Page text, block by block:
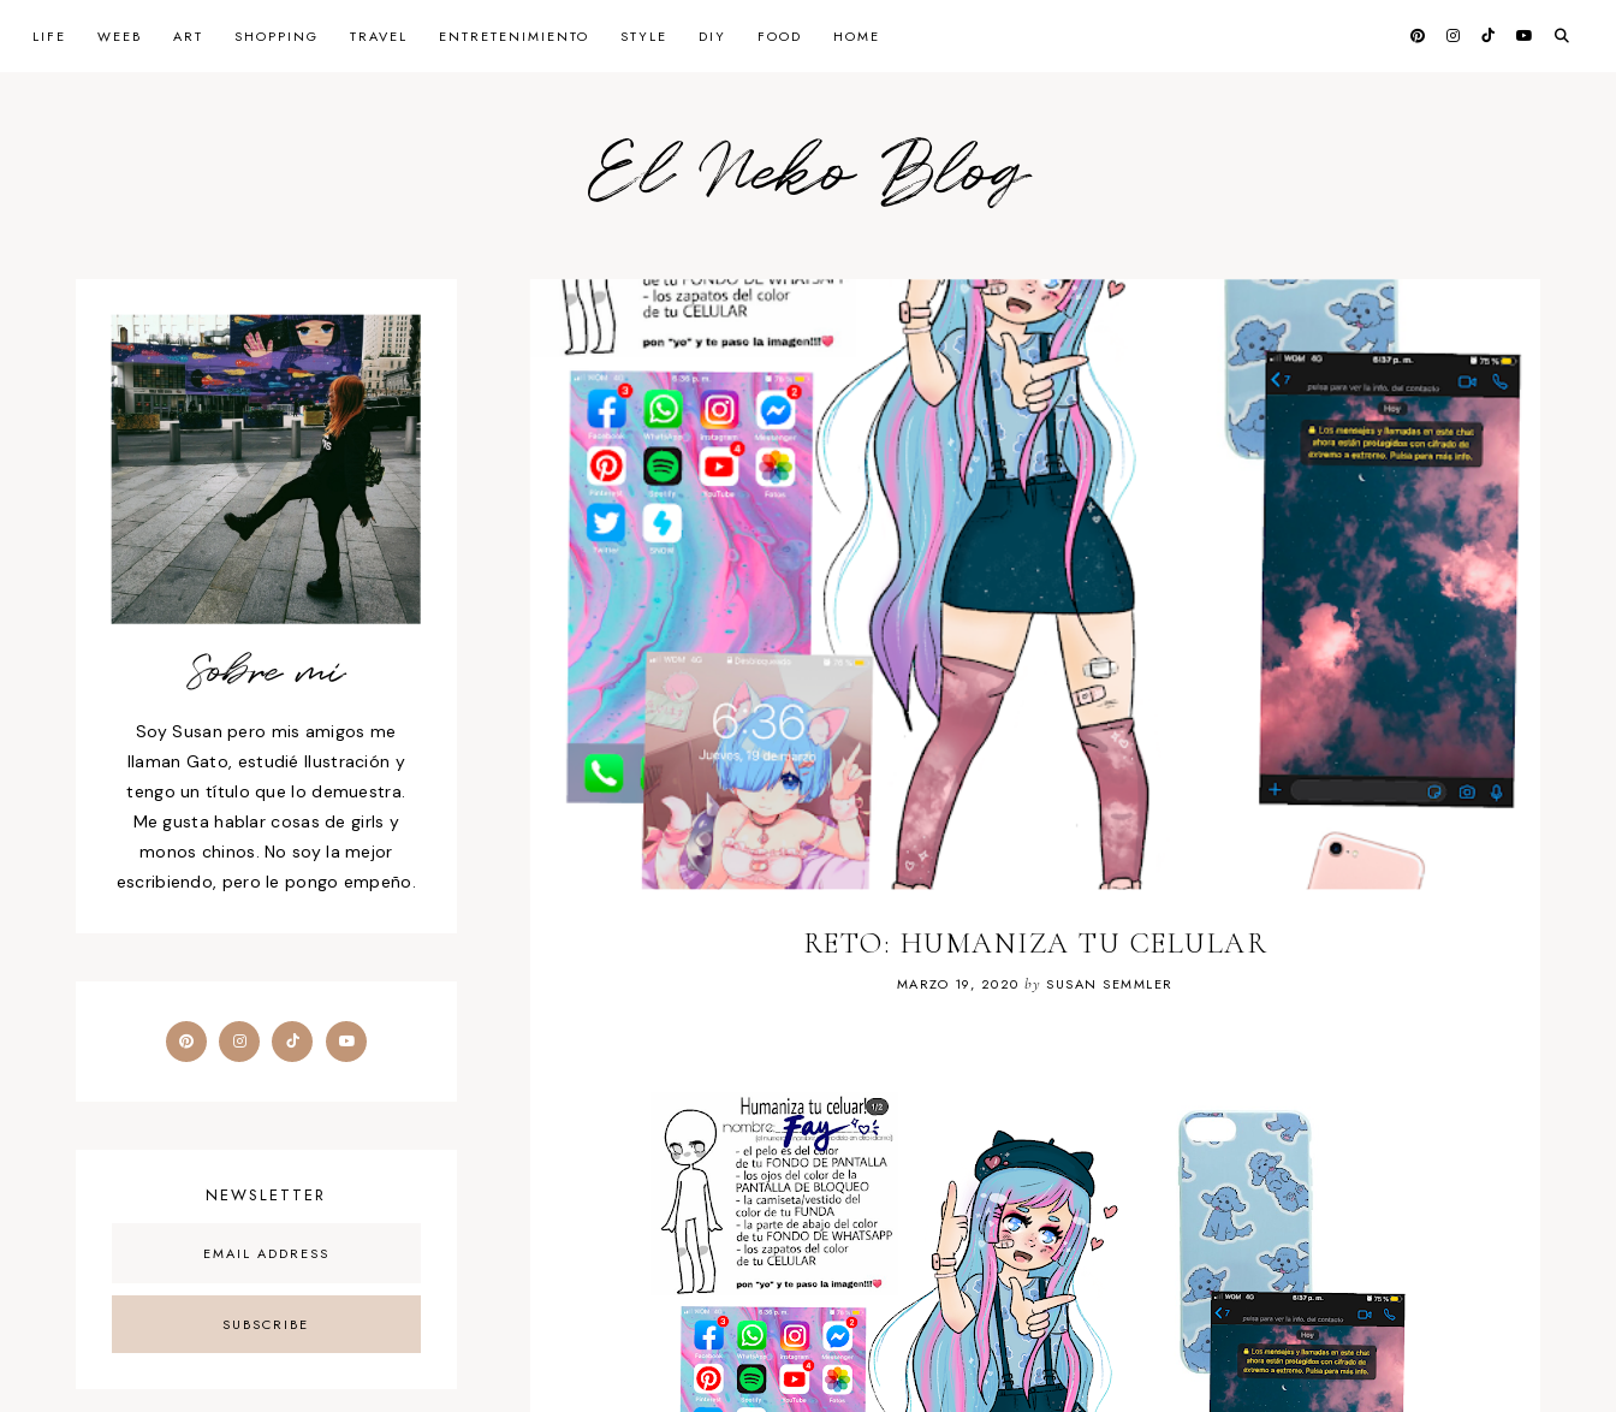
LIFE WEEB ART SHOPPING TRAVEL ENTRETENIMIENTO STYLE DIY FOOD HOME
El Neko Blog
RETO: HUMANIZA TU CELULAR
MARZO 19, 2020 by SUSAN SEMMLER
Sobre mí
Soy Susan pero mis amigos me
llaman Gato, estudié Ilustración y
tengo un título que lo demuestra.
Me gusta hablar cosas de girls y
monos chinos. No soy la mejor
escribiendo, pero le pongo empeño.
NEWSLETTER